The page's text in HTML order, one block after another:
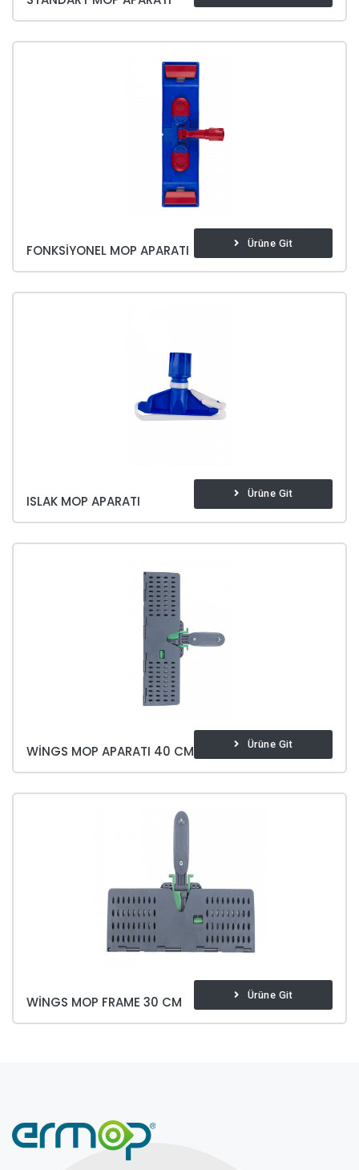
FONKSIYONEL MOP APARATI Ürüne Git
ISLAK MOP APARATI Ürüne Git
WINGS MOP APARATI 40 CM Ürüne Git
WINGS MOP FRAME 30 CM Ürüne Git